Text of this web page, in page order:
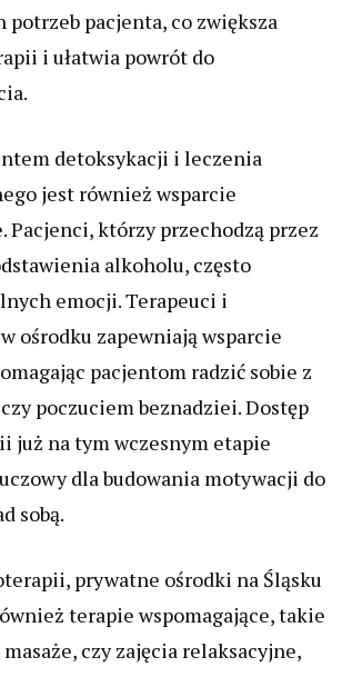
pacjenta, co zwiększa
i ułatwia powrót do
detoksykacji i leczenia
jest również wsparcie
Pacjenci, którzy przechodzą przez
alkoholu, często
emocji. Terapeuci i
ośrodku zapewniają wsparcie
pacjentom radzić sobie z
poczuciem beznadziei. Dostęp
już na tym wczesnym etapie
dla budowania motywacji do
sobą.
prywatne ośrodki na Śląsku
terapie wspomagające, takie
czy zajęcia relaksacyjne,